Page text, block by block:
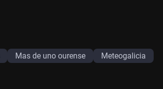
Mas de uno ourense
Meteogalicia